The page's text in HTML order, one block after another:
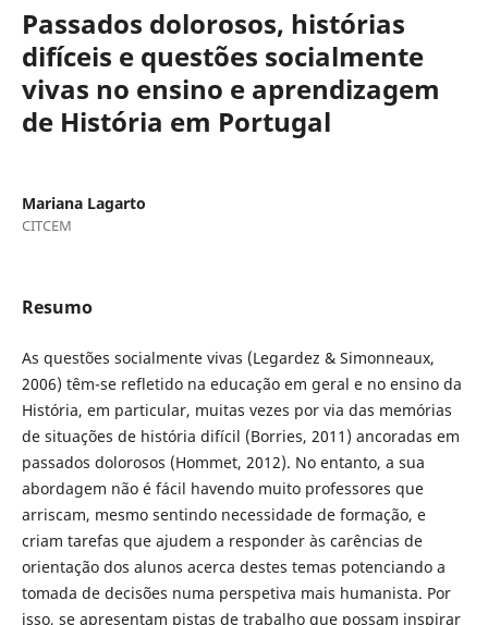
Passados dolorosos, histórias
difíceis e questões socialmente
vivas no ensino e aprendizagem
de História em Portugal
Mariana Lagarto
CITCEM
Resumo
As questões socialmente vivas (Legardez & Simonneaux,
2006) têm-se refletido na educação em geral e no ensino da
História, em particular, muitas vezes por via das memórias
de situações de história difícil (Borries, 2011) ancoradas em
passados dolorosos (Hommet, 2012). No entanto, a sua
abordagem não é fácil havendo muito professores que
arriscam, mesmo sentindo necessidade de formação, e
criam tarefas que ajudem a responder às carências de
orientação dos alunos acerca destes temas potenciando a
tomada de decisões numa perspetiva mais humanista. Por
isso, se apresentam pistas de trabalho que possam inspirar